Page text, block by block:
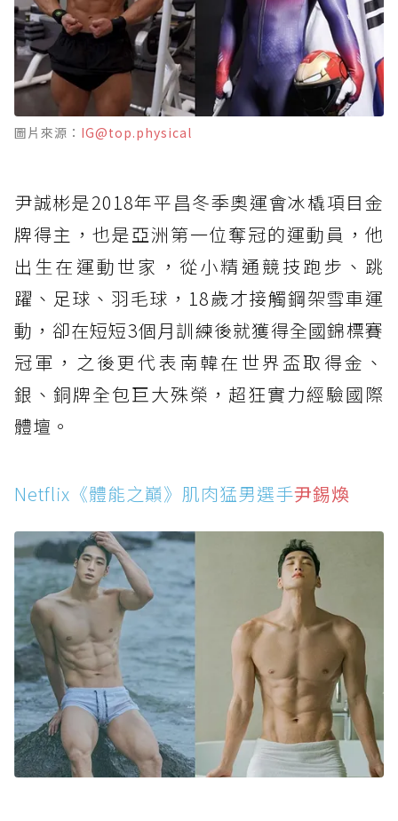
圖片來源： IG@top.physical
尹誠彬是2018年平昌冬季奧運會冰橇項目金
牌得主，也是亞洲第一位奪冠的運動員，他
出生在運動世家，從小精通競技跑步、跳
躍、足球、羽毛球，18歲才接觸鋼架雪車運
動，卻在短短3個月訓練後就獲得全國錦標賽
冠軍，之後更代表南韓在世界盃取得金、
銀、銅牌全包巨大殊榮，超狂實力經驗國際
體壇。
Netflix《體能之巔》肌肉猛男選手尹錫煥